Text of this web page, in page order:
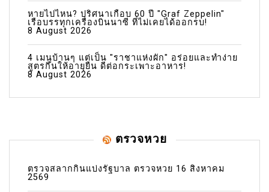
หายไปไหน? ปริศนาเกือบ 60 ปี "Graf Zeppelin"
เรือบรรทุกเครื่องบินนาซี ที่ไม่เคยได้ออกรบ!
8 August 2026
4 เมนูบ้านๆ แต่เป็น "ราชาแห่งผัก" อร่อยและทำง่าย
สูตรกินให้อายุยืน ดีต่อกระเพาะอาหาร!
8 August 2026
ตรวจหวย
ตรวจสลากกินแบ่งรัฐบาล ตรวจหวย 16 สิงหาคม
2569